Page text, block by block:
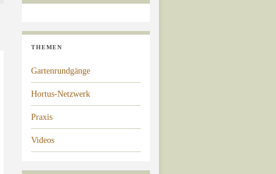
THEMEN
Gartenrundgänge
Hortus-Netzwerk
Praxis
Videos